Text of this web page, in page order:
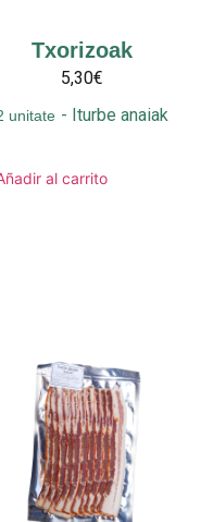
Txorizoak
5,30€
unitate - Iturbe anaiak
al carrito